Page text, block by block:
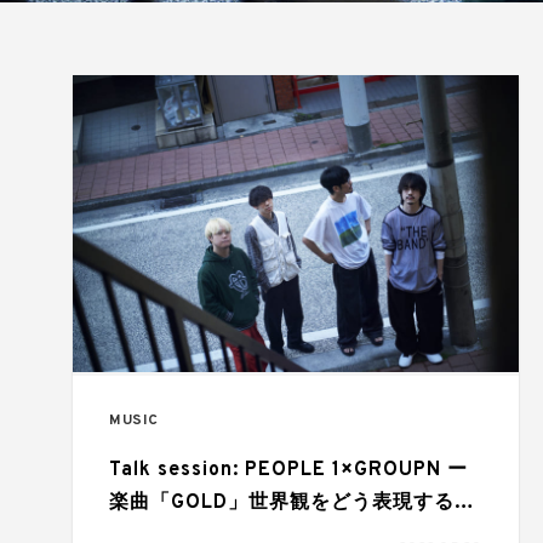
MUSIC
Talk session: PEOPLE 1×GROUPN ー
楽曲「GOLD」世界観をどう表現するの